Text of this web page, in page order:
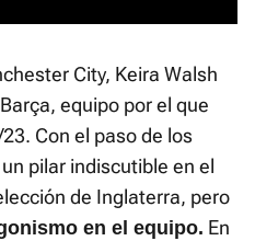
City, Keira Walsh
equipo por el que
Con el paso de los
pilar indiscutible en el
de Inglaterra, pero
en el equipo. En